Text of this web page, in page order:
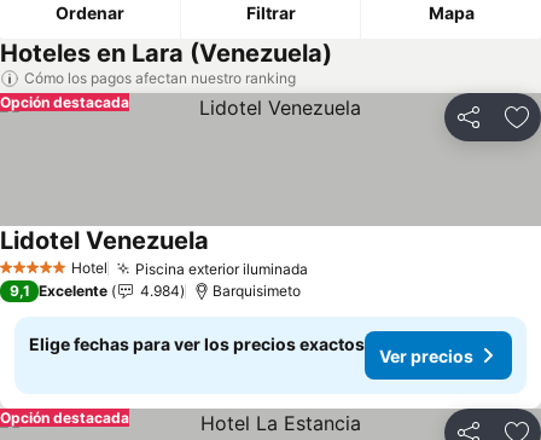
Ordenar Filtrar Mapa
Hoteles en Lara (Venezuela)
Cómo los pagos afectan nuestro ranking
Compartir
Opción destacada
5 Estrellas Hotel Piscina exterior iluminada
Lidotel Venezuela
9,1 Excelente 4.984 Barquisimeto
Elige fechas para ver los precios exactos
Ver precios
Opción destacada